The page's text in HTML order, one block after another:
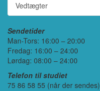
Vedtægter
Sendetider
Man-Tors: 16:00 – 20:00
Fredag: 16:00 – 24:00
Lørdag: 08:00 – 24:00
Telefon til studiet
75 86 58 55 (når der sendes)